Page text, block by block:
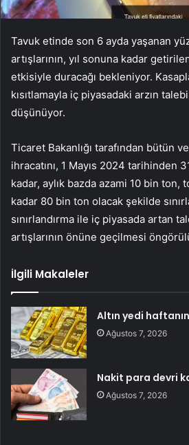
Tavuk etinde son 6 ayda yaşanan
artışlarının, yıl sonuna kadar
etkisiyle duracağı bekleniyor.
kısıtlamayla iç piyasadaki arzın talebi
düşünüyor.
Ticaret Bakanlığı tarafından bütün
ihracatını, 1 Mayıs 2024 tarihinden
kadar, aylık bazda azami 10 bin ton,
kadar 80 bin ton olacak şekilde
sınırlandırma ile iç piyasada artan
artışlarının önüne geçilmesi
İlgili Makaleler
Altın yedi
Ağustos 7, 2026
Nakit para devri
Ağustos 7, 2026